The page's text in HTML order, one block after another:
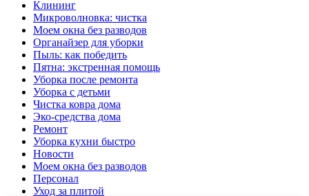
Клининг
Микроволновка: чистка
Моем окна без разводов
Органайзер для уборки
Пыль: как победить
Пятна: экстренная помощь
Уборка после ремонта
Уборка с детьми
Чистка ковра дома
Эко-средства дома
Ремонт
Уборка кухни быстро
Новости
Моем окна без разводов
Персонал
Уход за плитой